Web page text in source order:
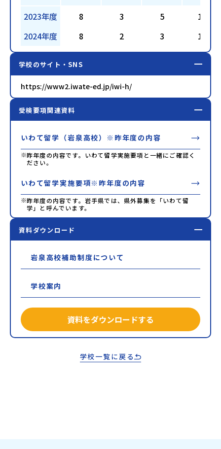
2023年度 8 3 5
10
2024年度
8 2 3 18
学校のサイト・SNS
https://www2.iwate-ed.jp/iwi-h/
受検要項関連資料
いわて留学（岩泉高校）※昨年度の内容
※昨年度の内容です。いわて留学実施要項と一緒にご確認く
ださい。
いわて留学実施要項※昨年度の内容
※昨年度の内容です。岩手県では、県外募集を「いわて留
学」と呼んでいます。
資料ダウンロード
岩泉高校補助制度について
学校案内
資料をダウンロードする
学校一覧に戻る